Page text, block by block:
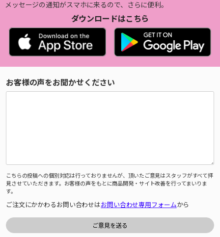
メッセージの通知がスマホに来るので、さらに便利。
ダウンロードはこちら
お客様の声をお聞かせください
こちらの投稿への個別対応は行っておりませんが、頂いたご意見はスタッフがすべて拝
見させていただきます。お客様の声をもとに商品開発・サイト改善を行ってまいりま
す。
ご注文にかかわるお問い合わせはお問い合わせ専用フォームから